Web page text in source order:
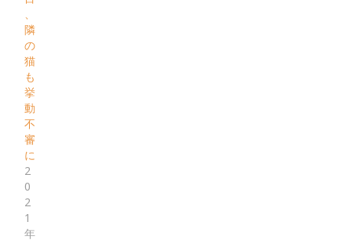
、
隣
の
猫
も
挙
動
不
審
に
2
0
2
1
年